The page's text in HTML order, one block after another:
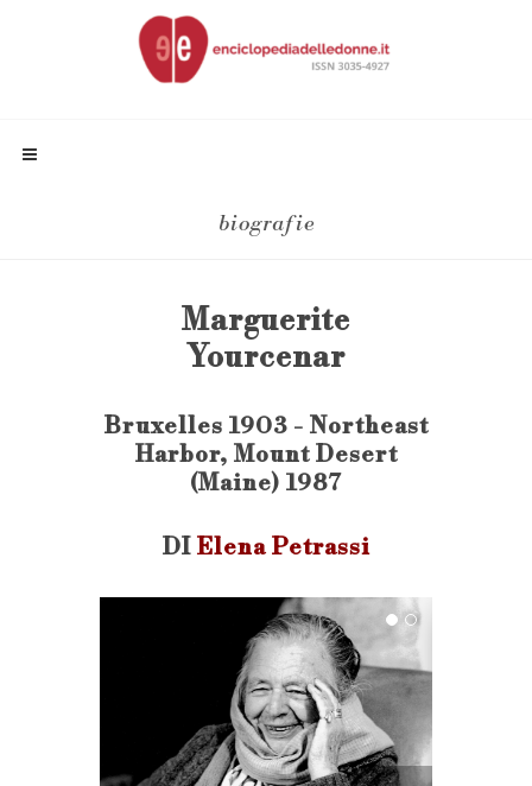
biografie
Marguerite
Yourcenar
Bruxelles 1903 - Northeast
Harbor, Mount Desert
(Maine) 1987
DI Elena Petrassi